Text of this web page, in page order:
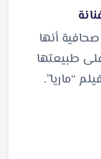
أنها
طبيعتها
“ماريا”.